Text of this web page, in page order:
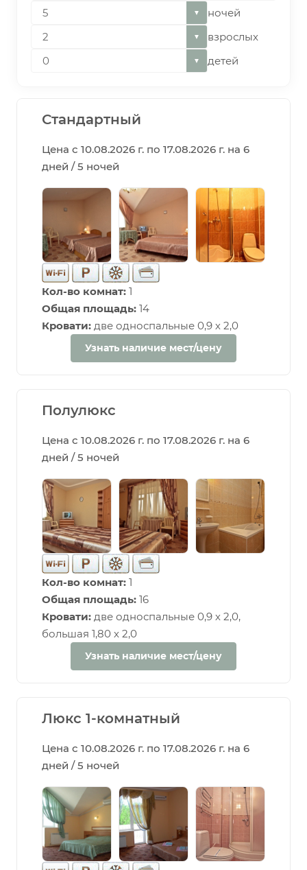
▼ ночей
▼ взрослых
▼ детей
Стандартный
Цена с 10.08.2026 г. по 17.08.2026 г. на 6
дней / 5 ночей
Кол-во комнат: 1
Общая площадь: 14
Кровати: две односпальные 0,9 х 2,0
Узнать наличие мест/цену
Полулюкс
Цена с 10.08.2026 г. по 17.08.2026 г. на 6
дней / 5 ночей
Кол-во комнат: 1
Общая площадь: 16
Кровати: две односпальные 0,9 х 2,0,
большая 1,80 х 2,0
Узнать наличие мест/цену
Люкс 1-комнатный
Цена с 10.08.2026 г. по 17.08.2026 г. на 6
дней / 5 ночей